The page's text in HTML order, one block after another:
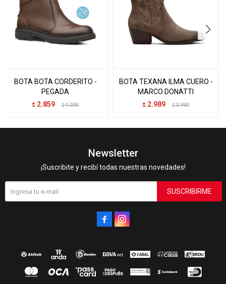
BOTA BOTA CORDERITO -
PEGADA
$ 2.859 $ 4.090
BOTA TEXANA ILMA CUERO -
MARCO DONATTI
$ 2.989 $ 3.990
Newsletter
¡Suscribite y recibí todas nuestras novedades!
SUSCRIBIRME
 